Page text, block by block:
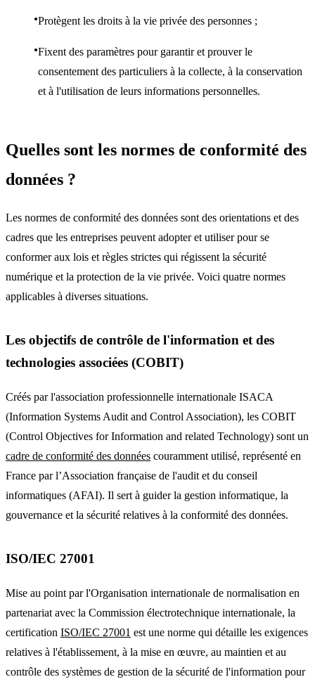
Protègent les droits à la vie privée des personnes ;
Fixent des paramètres pour garantir et prouver le
consentement des particuliers à la collecte, à la conservation
et à l'utilisation de leurs informations personnelles.
Quelles sont les normes de conformité des
données ?
Les normes de conformité des données sont des orientations et des
cadres que les entreprises peuvent adopter et utiliser pour se
conformer aux lois et règles strictes qui régissent la sécurité
numérique et la protection de la vie privée. Voici quatre normes
applicables à diverses situations.
Les objectifs de contrôle de l'information et des
technologies associées (COBIT)
Créés par l'association professionnelle internationale ISACA
(Information Systems Audit and Control Association), les COBIT
(Control Objectives for Information and related Technology) sont un
cadre de conformité des données couramment utilisé, représenté en
France par l’Association française de l'audit et du conseil
informatiques (AFAI). Il sert à guider la gestion informatique, la
gouvernance et la sécurité relatives à la conformité des données.
ISO/IEC 27001
Mise au point par l'Organisation internationale de normalisation en
partenariat avec la Commission électrotechnique internationale, la
certification ISO/IEC 27001 est une norme qui détaille les exigences
relatives à l'établissement, à la mise en œuvre, au maintien et au
contrôle des systèmes de gestion de la sécurité de l'information pour